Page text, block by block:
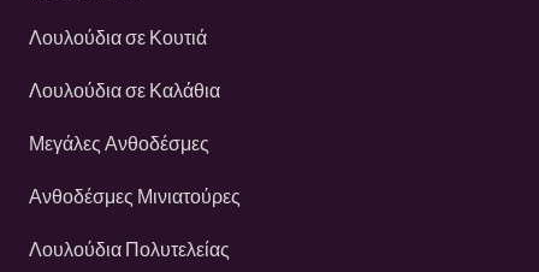
Λουλούδια σε Κουτιά
Λουλούδια σε Καλάθια
Μεγάλες Ανθοδέσμες
Ανθοδέσμες Μινιατούρες
Λουλούδια Πολυτελείας